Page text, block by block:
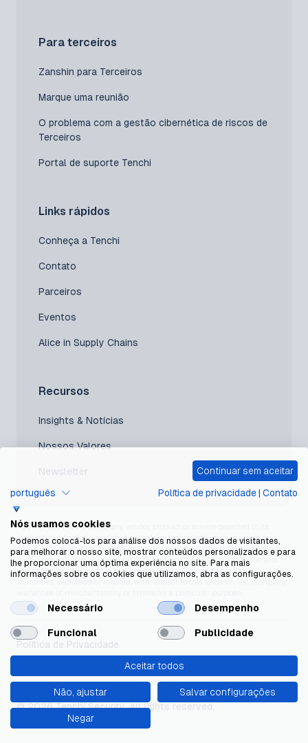
Para terceiros
Zanshin para Terceiros
Marque uma reunião
O problema com a gestão cibernética de riscos de
Terceiros
Portal de suporte Tenchi
Links rápidos
Conheça a Tenchi
Contato
Parceiros
Eventos
Alice in Supply Chains
Recursos
Insights & Notícias
Nossos Valores
Newsletter
*Gartner does not endorse any vendor, product or service depicted in its
research publications, and does not advise technology users to select only
those vendors with the highest ratings or other designation. Gartner research
publications consist of the opinions of Gartner’s research organization and
should not be construed as statements of fact. Gartner disclaims all
warranties, expressed or implied, with respect to this research, including any
© 2026 Tenchi Security. All rights reserved.
Política de Privacidade
Continuar sem aceitar
português
Política de privacidade| Contato
Nós usamos cookies
Podemos colocá-los para análise dos nossos dados de visitantes,
para melhorar o nosso site, mostrar conteúdos personalizados e para
lhe proporcionar uma óptima experiência no site. Para mais
informações sobre os cookies que utilizamos, abra as configurações.
Necessário Desempenho
Funcional Publicidade
Aceitar todos
Não, ajustar Salvar configurações
Negar